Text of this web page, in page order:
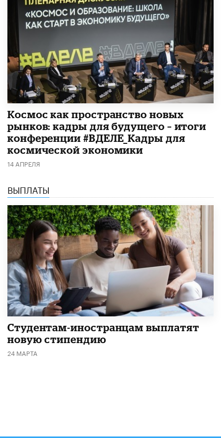
Космос как пространство новых
рынков: кадры для будущего – итоги
конференции #ВДЕЛЕ_Кадры для
космической экономики
14 АПРЕЛЯ
ВЫПЛАТЫ
Студентам-иностранцам выплатят
новую стипендию
24 МАРТА